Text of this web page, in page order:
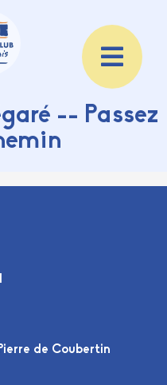
-- Passez
de Coubertin